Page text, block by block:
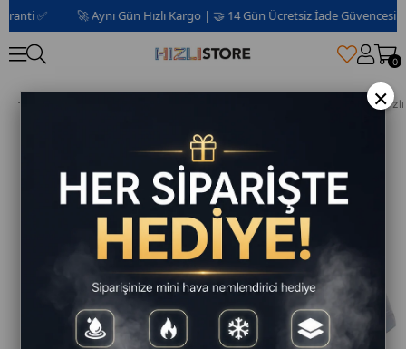
✅ 🚀 Aynı Gün Hızlı Kargo | 🤝 14 Gün Ücretsiz İade Güvencesi 📦 |
0
×